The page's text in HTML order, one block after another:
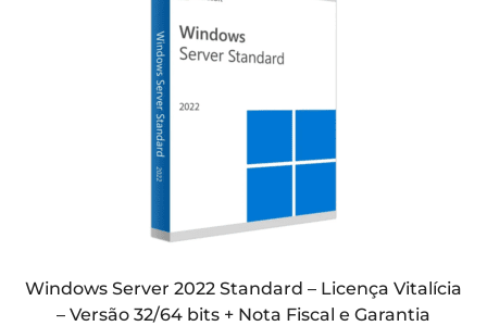
Windows Server 2022 Standard – Licença Vitalícia
– Versão 32/64 bits + Nota Fiscal e Garantia